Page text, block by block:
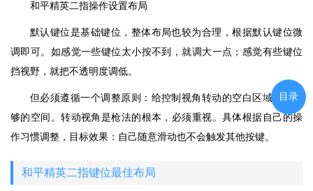
和平精英二指操作设置布局
默认键位是基础键位，整体布局也较为合理，根据默认键位微
调即可。如感觉一些键位太小按不到，就调大一点；感觉有些键位
挡视野，就把不透明度调低。
但必须遵循一个调整原则：给控制视角转动的空白区域留出足
够的空间。转动视角是枪法的根本，必须重视。具体根据自己的操
作习惯调整，目标效果：自己随意滑动也不会触发其他按键。
和平精英二指键位最佳布局
目录